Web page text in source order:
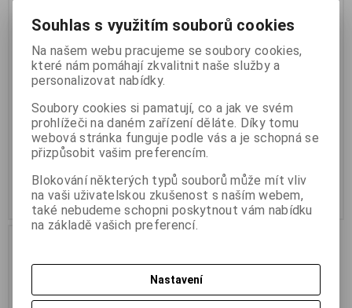
Termín dodání (dny):3
2 429 Kč
2 007 Kč (bez DPH:)
Koupit
PLUS
Termín dodání (dny):3
3 041 Kč
2 513 Kč (bez DPH:)
Koupit
Souhlas s využitím souborů cookies
Na našem webu pracujeme se soubory cookies,
které nám pomáhají zkvalitnit naše služby a
personalizovat nabídky.
Soubory cookies si pamatují, co a jak ve svém
prohlížeči na daném zařízení děláte. Díky tomu
webová stránka funguje podle vás a je schopná se
přizpůsobit vašim preferencím.
Blokování některých typů souborů může mít vliv
na vaši uživatelskou zkušenost s naším webem,
také nebudeme schopni poskytnout vám nabídku
na základě vašich preferencí.
Nastavení